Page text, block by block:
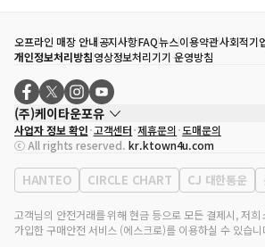
오프라인 매장 안내공지사항FAQ뉴스이용약관사회적기
개인정보처리방침영상정보처리기기 운영방침
(주)케이타운포유
대표자
송효민
사업자등록번호
120-87-71116
통신판매업 신고번호 제2011-서울강남-02223
대표전화
02-552-9855
사업자 정보 확인 고객센터 제휴문의 도매문의
ⓒ All rights reserved. kr.ktown4u.com
HANTEO CIRCLE CHART CJ 대한통운
고객님의 안전거래를 위해 현금 등으로 모든 결제시, 저희
가입한 구매안전 서비스 (에스크로)를 이용하실 수 있습니